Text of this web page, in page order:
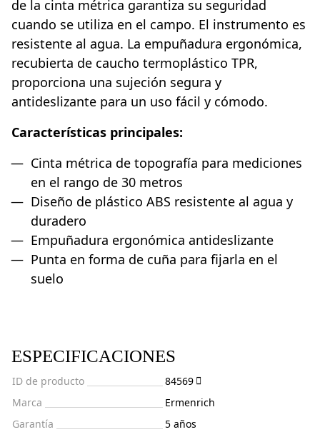
de la cinta métrica garantiza su seguridad
cuando se utiliza en el campo. El instrumento es
resistente al agua. La empuñadura ergonómica,
recubierta de caucho termoplástico TPR,
proporciona una sujeción segura y
antideslizante para un uso fácil y cómodo.
Características principales:
Cinta métrica de topografía para mediciones
en el rango de 30 metros
Diseño de plástico ABS resistente al agua y
duradero
Empuñadura ergonómica antideslizante
Punta en forma de cuña para fijarla en el
suelo
ESPECIFICACIONES
ID de producto
84569
Marca
Ermenrich
Garantía
5 años